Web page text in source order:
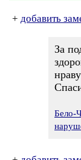
+ добавить
За
Бело-